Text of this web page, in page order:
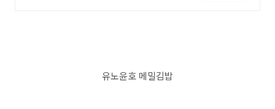
유노윤호 메밀김밥